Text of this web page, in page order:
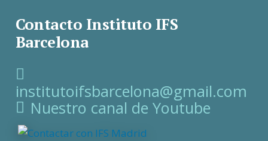
Contacto Instituto IFS
Barcelona
institutoifsbarcelona@gmail.com
Nuestro canal de Youtube